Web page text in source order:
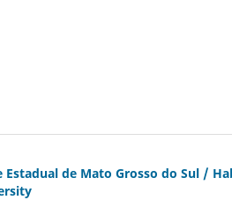
de Mato Grosso do Sul /